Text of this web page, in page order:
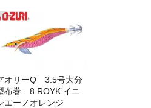
オリーQ 3.5号大分
布巻 8.ROYK イニ
エーノオレンジ